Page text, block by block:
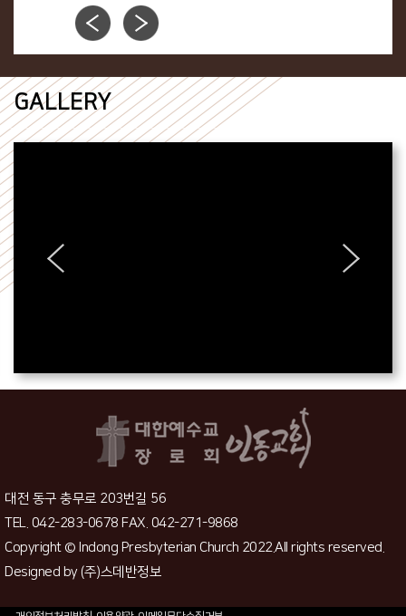
GALLERY
대전 동구 충무로 203번길 56
TEL. 042-283-0678 FAX. 042-271-9868
Copyright © Indong Presbyterian Church 2022.All rights reserved.
Designed by(주)스데반정보